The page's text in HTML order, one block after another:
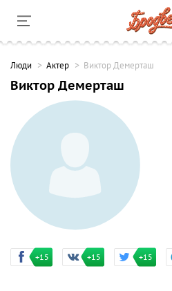
Люди Актер Виктор Демерташ
Виктор Демерташ
+15 +15 +15